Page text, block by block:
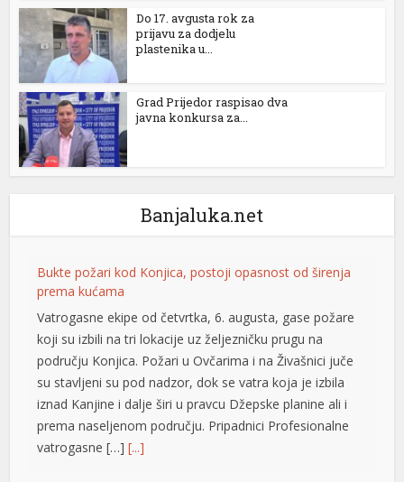
Do 17. avgusta rok za
prijavu za dodjelu
plastenika u...
Grad Prijedor raspisao dva
javna konkursa za...
Banjaluka.net
Bukte požari kod Konjica, postoji opasnost od širenja
prema kućama
Vatrogasne ekipe od četvrtka, 6. augusta, gase požare
koji su izbili na tri lokacije uz željezničku prugu na
području Konjica. Požari u Ovčarima i na Živašnici juče
su stavljeni su pod nadzor, dok se vatra koja je izbila
iznad Kanjine i dalje širi u pravcu Džepske planine ali i
prema naseljenom području. Pripadnici Profesionalne
vatrogasne […][...]